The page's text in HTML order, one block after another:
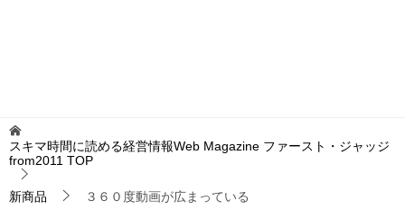
スキマ時間に読める経営情報Web Magazine ファースト・ジャッジ
from2011 TOP
新商品 ３６０度動画が広まっている